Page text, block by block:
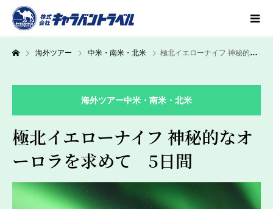
海外ツアー 中米・南米・北米 極北イエローナイフ 神秘的なオーロラを求めて 5日間
海外ツアー中米・南米・北米
極北イエローナイフ 神秘的なオ
ーロラを求めて 5日間